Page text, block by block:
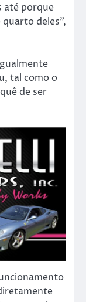
até porque
deles”,
tal como o
de ser